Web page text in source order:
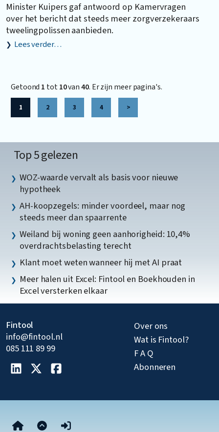
Minister Kuipers gaf antwoord op Kamervragen
over het bericht dat steeds meer zorgverzekeraars
tweelingpolissen aanbieden.
Lees verder…
Getoond 1 tot10van40. Er zijn meer pagina's.
1 2 3 4 >
Top 5 gelezen
WOZ-waarde vervalt als basis voor nieuwe
hypotheek
AH-koopzegels: minder voordeel, maar nog
steeds meer dan spaarrente
Weiland bij woning geen aanhorigheid: 10,4%
overdrachtsbelasting terecht
Klant moet weten wanneer hij met AI praat
Meer halen uit Excel: Fintool en Boekhouden in
Excel versterken elkaar
Fintool
info@fintool.nl
085 111 89 99
Over ons
Wat is Fintool?
F A Q
Abonneren